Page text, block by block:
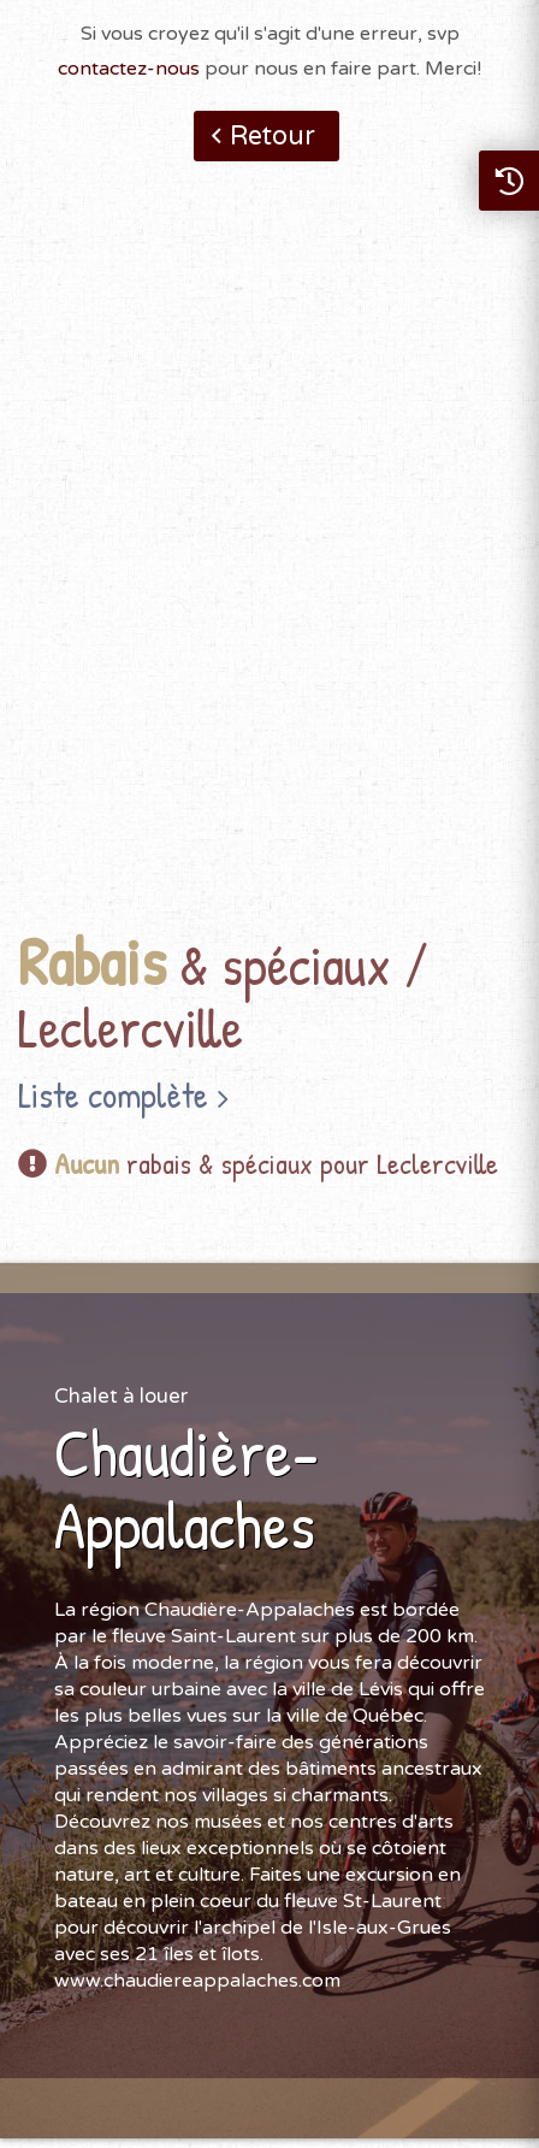
Si vous croyez qu'il s'agit d'une erreur, svp
contactez-nous pour nous en faire part. Merci!
Retour
Rabais& spéciaux /
Leclercville
Liste complète
Aucun rabais & spéciaux pour Leclercville
Chalet à louer
Chaudière-
Appalaches
La région Chaudière-Appalaches est bordée
par le fleuve Saint-Laurent sur plus de 200 km.
À la fois moderne, la région vous fera découvrir
sa couleur urbaine avec la ville de Lévis qui offre
les plus belles vues sur la ville de Québec.
Appréciez le savoir-faire des générations
passées en admirant des bâtiments ancestraux
qui rendent nos villages si charmants.
Découvrez nos musées et nos centres d'arts
dans des lieux exceptionnels où se côtoient
nature, art et culture. Faites une excursion en
bateau en plein coeur du fleuve St-Laurent
pour découvrir l'archipel de l'Isle-aux-Grues
avec ses 21 îles et îlots.
www.chaudiereappalaches.com